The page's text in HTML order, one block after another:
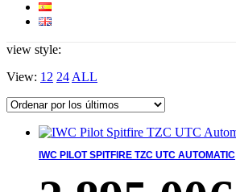
view style:
View: 12 24 ALL
IWC PILOT SPITFIRE TZC UTC AUTOMATIC